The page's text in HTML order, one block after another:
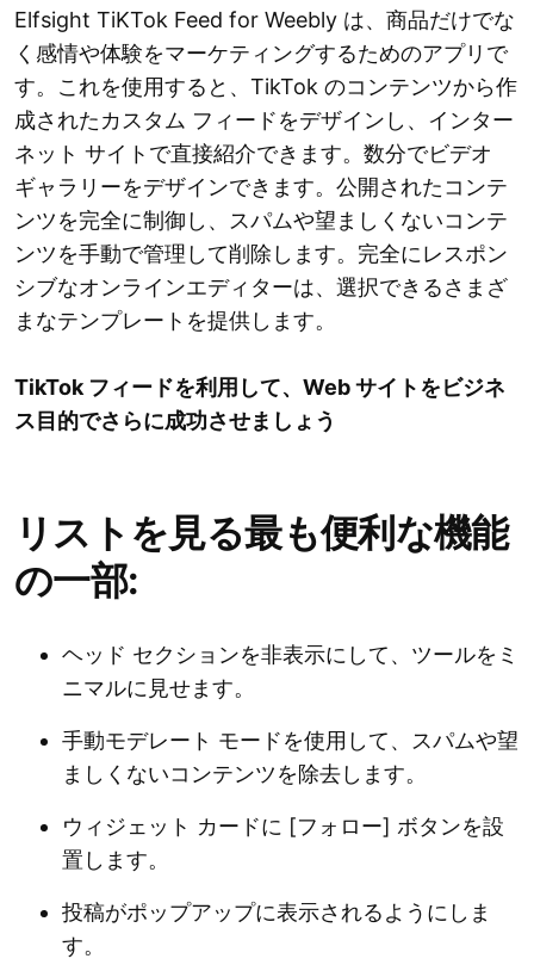
Elfsight TiKTok Feed for Weebly は、商品だけでな
く感情や体験をマーケティングするためのアプリで
す。これを使用すると、TikTok のコンテンツから作
成されたカスタム フィードをデザインし、インター
ネット サイトで直接紹介できます。数分でビデオ
ギャラリーをデザインできます。公開されたコンテ
ンツを完全に制御し、スパムや望ましくないコンテ
ンツを手動で管理して削除します。完全にレスポン
シブなオンラインエディターは、選択できるさまざ
まなテンプレートを提供します。
TikTok フィードを利用して、Web サイトをビジネ
ス目的でさらに成功させましょう
リストを見る最も便利な機能
の一部:
ヘッド セクションを非表示にして、ツールをミ
ニマルに見せます。
手動モデレート モードを使用して、スパムや望
ましくないコンテンツを除去します。
ウィジェット カードに [フォロー] ボタンを設
置します。
投稿がポップアップに表示されるようにしま
す。